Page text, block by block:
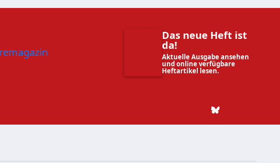
Das neue Heft ist
da!
Aktuelle Ausgabe ansehen
und online verfügbare
Heftartikel lesen.